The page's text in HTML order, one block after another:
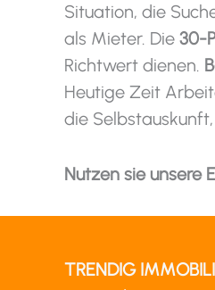
Situation, die
als Mieter. Die 30-
Richtwert dienen.
Heutige Zeit
die
Nutzen sie unsere
TRENDIG